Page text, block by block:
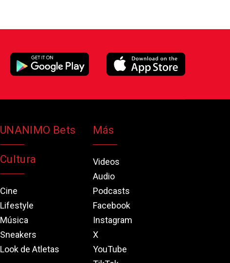
UNANIMO Bets
Cultura
Cine
Lifestyle
Música
Sneakers
Look de Atletas
Más
Videos
Audio
Podcasts
Facebook
Instagram
X
YouTube